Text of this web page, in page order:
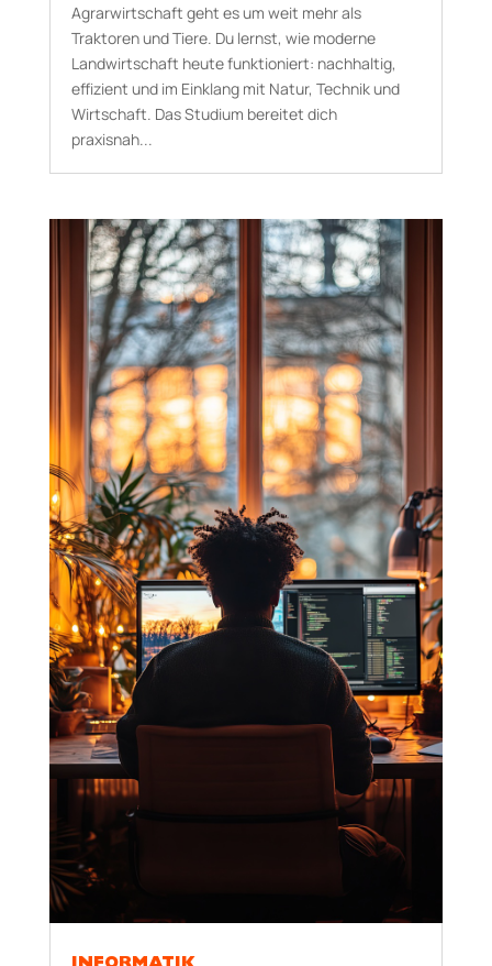
Agrarwirtschaft geht es um weit mehr als
Traktoren und Tiere. Du lernst, wie moderne
Landwirtschaft heute funktioniert: nachhaltig,
effizient und im Einklang mit Natur, Technik und
Wirtschaft. Das Studium bereitet dich
praxisnah...